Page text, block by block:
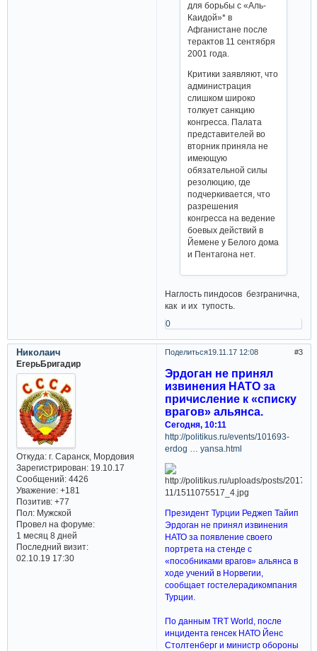
для борьбы с «Аль-
Каидой»* в
Афганистане после
терактов 11 сентября
2001 года.
Критики заявляют, что
администрация
слишком широко
толкует санкцию
конгресса. Палата
представителей во
вторник приняла не
имеющую
обязательной силы
резолюцию, где
подчеркивается, что
разрешения
конгресса на ведение
боевых действий в
Йемене у Белого дома
и Пентагона нет.
Наглость пиндосов безгранична,
как и их тупость.
0
Поделиться 3
19.11.17 12:08
Николаич
ЕгерьБригадир
Откуда:г. Саранск, Мордовия
Зарегистрирован: 19.10.17
Сообщений:4426
Уважение: +181
Позитив: +77
Пол:Мужской
Провел на форуме:
1 месяц 8 дней
Последний визит:
02.10.19 17:30
Эрдоган не принял
извинения НАТО за
причисление к «списку
врагов» альянса.
Сегодня, 10:11
http://politikus.ru/events/101693-
erdog … yansa.html
Президент Турции Реджеп Тайип
Эрдоган не принял извинения
НАТО за появление своего
портрета на стенде с
«пособниками врагов» альянса в
ходе учений в Норвегии,
сообщает гостелерадикомпания
Турции.
По данным TRT World, после
инцидента генсек НАТО Йенс
Столтенберг и министр обороны